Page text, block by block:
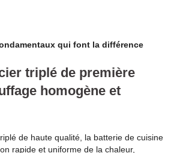
qui font la différence
triplé de première
homogène et
de haute qualité, la batterie de cuisine
rapide et uniforme de la chaleur,